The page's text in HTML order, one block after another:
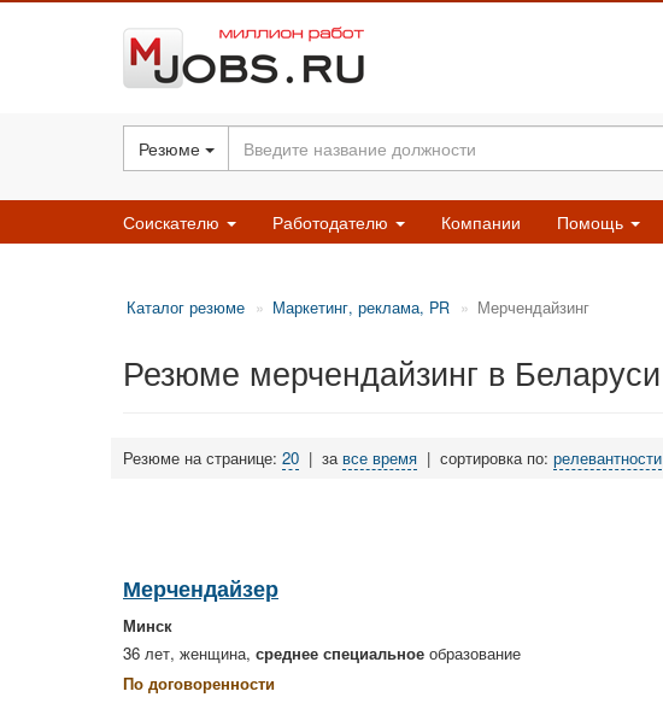
Резюме
Соискателю Работодателю Компании Помощь
Каталог резюме Маркетинг, реклама, PR Мерчендайзинг
Резюме мерчендайзинг в Беларуси
Резюме на странице: 20 | за все время | сортировка по: релевантности
Мерчендайзер
Минск
36 лет, женщина, среднее специальное образование
По договоренности